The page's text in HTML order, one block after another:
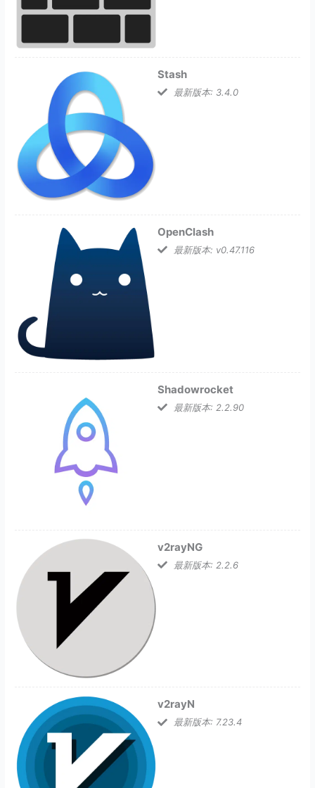
Stash
最新版本: 3.4.0
OpenClash
最新版本: v0.47.116
Shadowrocket
最新版本: 2.2.90
v2rayNG
最新版本: 2.2.6
v2rayN
最新版本: 7.23.4